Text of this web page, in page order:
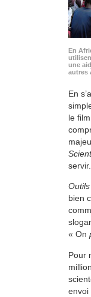
En
une
autres
En
le
servir.
bien
« On
Pour
envoi